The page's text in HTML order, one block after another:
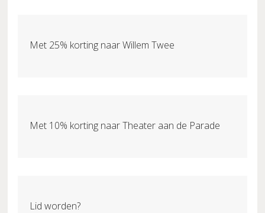
Met 25% korting naar Willem Twee
Met 10% korting naar Theater aan de Parade
Lid worden?